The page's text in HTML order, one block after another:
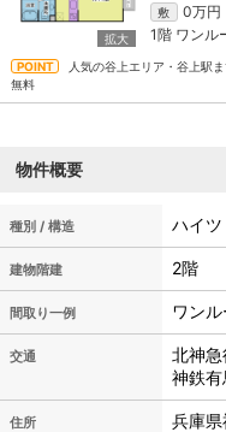
敷 0万円
1階 ワンル
人気の谷上エリア・谷上駅
無料
物件概要
種別 / 構造 ハイ
建物階建 2階
間取り一例 ワンル
交通
北神
神鉄
住所 兵庫